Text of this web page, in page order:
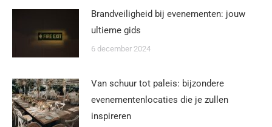
Brandveiligheid bij evenementen: jouw
ultieme gids
6 december 2024
Van schuur tot paleis: bijzondere
evenementenlocaties die je zullen
inspireren